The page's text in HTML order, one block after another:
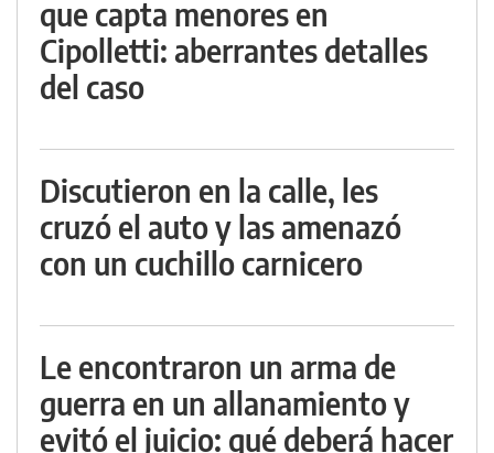
que capta menores en
Cipolletti: aberrantes detalles
del caso
Discutieron en la calle, les
cruzó el auto y las amenazó
con un cuchillo carnicero
Le encontraron un arma de
guerra en un allanamiento y
evitó el juicio: qué deberá hacer